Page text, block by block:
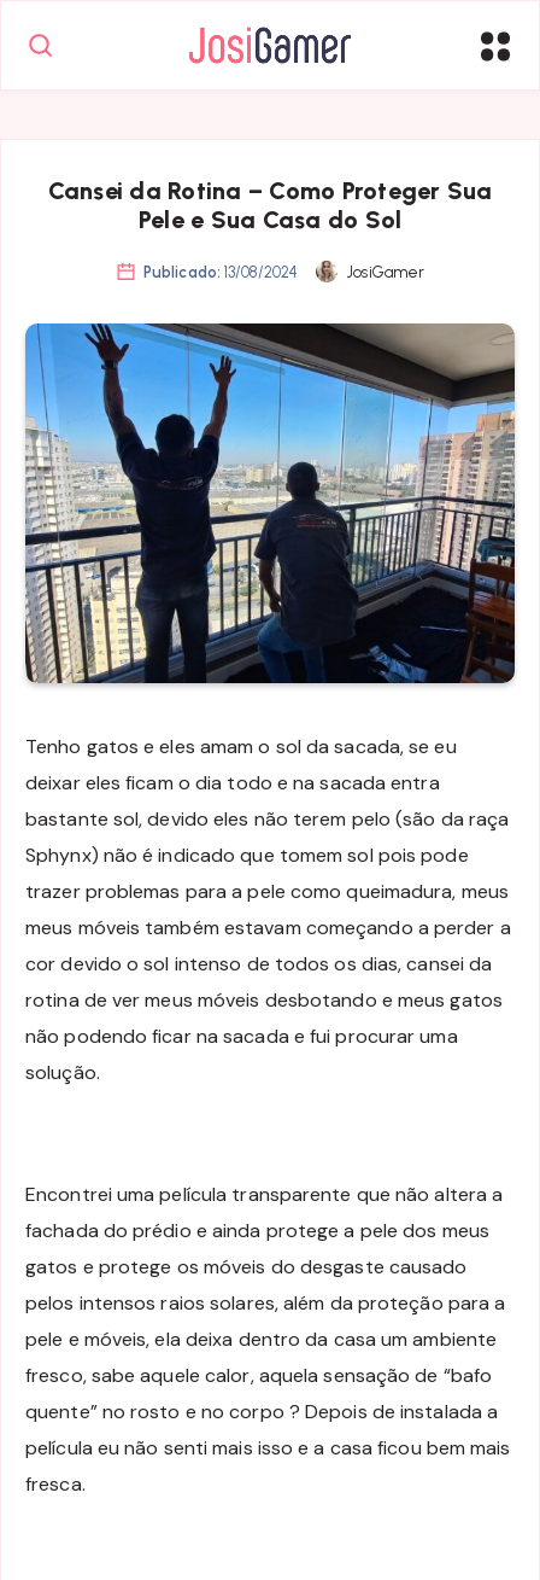
Cansei da Rotina – Como Proteger Sua
Pele e Sua Casa do Sol
Publicado: 13/08/2024 JosiGamer
Tenho gatos e eles amam o sol da sacada, se eu
deixar eles ficam o dia todo e na sacada entra
bastante sol, devido eles não terem pelo (são da raça
Sphynx) não é indicado que tomem sol pois pode
trazer problemas para a pele como queimadura, meus
meus móveis também estavam começando a perder a
cor devido o sol intenso de todos os dias, cansei da
rotina de ver meus móveis desbotando e meus gatos
não podendo ficar na sacada e fui procurar uma
solução.
Encontrei uma película transparente que não altera a
fachada do prédio e ainda protege a pele dos meus
gatos e protege os móveis do desgaste causado
pelos intensos raios solares, além da proteção para a
pele e móveis, ela deixa dentro da casa um ambiente
fresco, sabe aquele calor, aquela sensação de “bafo
quente” no rosto e no corpo ? Depois de instalada a
película eu não senti mais isso e a casa ficou bem mais
fresca.